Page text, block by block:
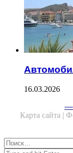
16.03.2026
Карта сайта |
Close
Найти: